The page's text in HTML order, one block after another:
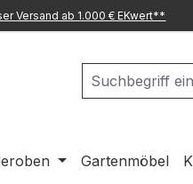
Versand ab 1.000 € EKwert**
Gartenmöbel